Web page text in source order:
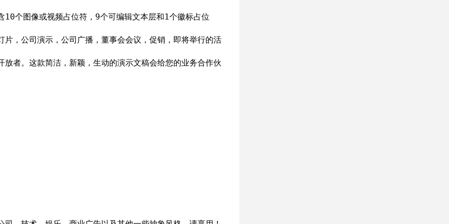
个图像或视频占位符，9个可编辑文本层和1个徽标占位
，公司演示，公司广播，董事会会议，促销，即将举行的活
者。这款简洁，新颖，生动的演示文稿会给您的业务合作伙